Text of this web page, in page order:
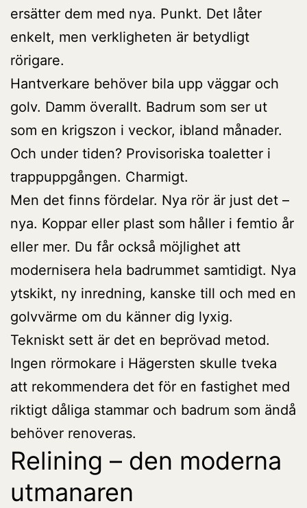
ersätter dem med nya. Punkt. Det låter
enkelt, men verkligheten är betydligt
rörigare.
Hantverkare behöver bila upp väggar och
golv. Damm överallt. Badrum som ser ut
som en krigszon i veckor, ibland månader.
Och under tiden? Provisoriska toaletter i
trappuppgången. Charmigt.
Men det finns fördelar. Nya rör är just det –
nya. Koppar eller plast som håller i femtio år
eller mer. Du får också möjlighet att
modernisera hela badrummet samtidigt. Nya
ytskikt, ny inredning, kanske till och med en
golvvärme om du känner dig lyxig.
Tekniskt sett är det en beprövad metod.
Ingen rörmokare i Hägersten skulle tveka
att rekommendera det för en fastighet med
riktigt dåliga stammar och badrum som ändå
behöver renoveras.
Relining – den moderna
utmanaren